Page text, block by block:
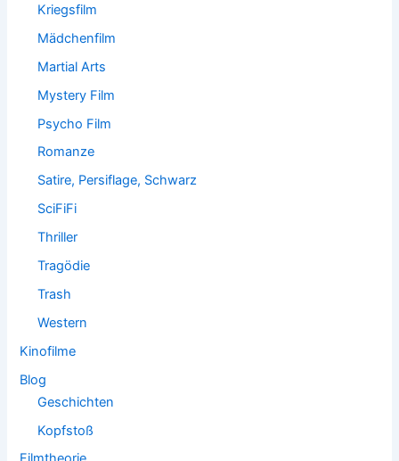
Kriegsfilm
Mädchenfilm
Martial Arts
Mystery Film
Psycho Film
Romanze
Satire, Persiflage, Schwarz
SciFiFi
Thriller
Tragödie
Trash
Western
Kinofilme
Blog
Geschichten
Kopfstoß